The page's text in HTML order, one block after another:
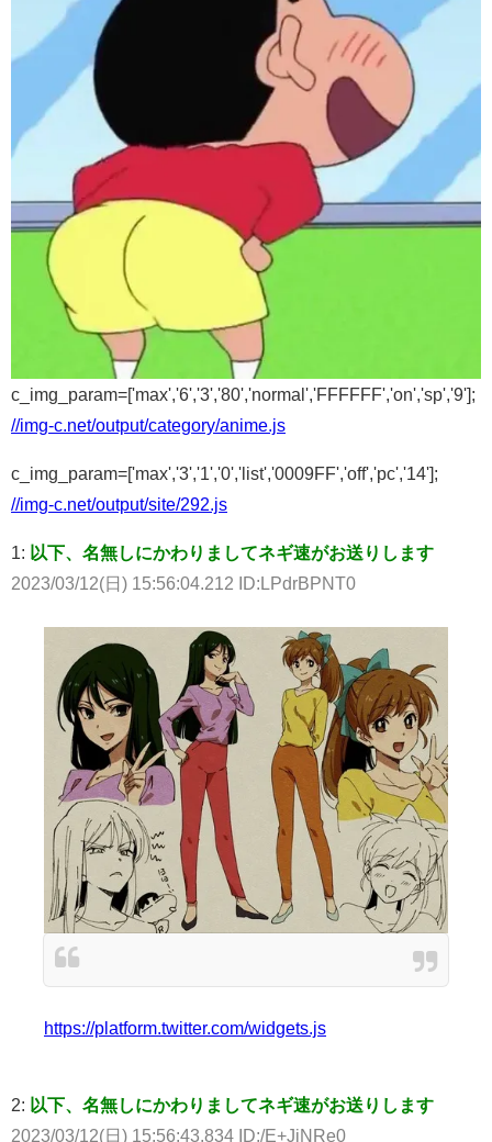
c_img_param=['max','6','3','80','normal','FFFFFF','on','sp','9'];
//img-c.net/output/category/anime.js
c_img_param=['max','3','1','0','list','0009FF','off','pc','14'];
//img-c.net/output/site/292.js
1: 以下、名無しにかわりましてネギ速がお送りします
2023/03/12(日) 15:56:04.212 ID:LPdrBPNT0
https://platform.twitter.com/widgets.js
2: 以下、名無しにかわりましてネギ速がお送りします
2023/03/12(日) 15:56:43.834 ID:/E+JjNRe0